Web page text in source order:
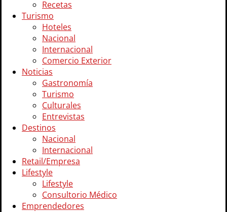
Recetas
Turismo
Hoteles
Nacional
Internacional
Comercio Exterior
Noticias
Gastronomía
Turismo
Culturales
Entrevistas
Destinos
Nacional
Internacional
Retail/Empresa
Lifestyle
Lifestyle
Consultorio Médico
Emprendedores